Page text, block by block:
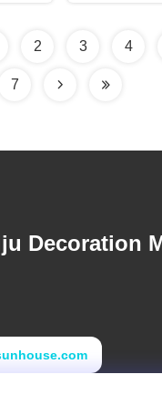
2 3 4
7
Decoration